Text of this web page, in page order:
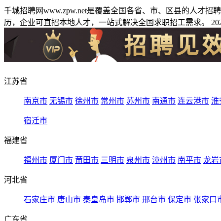
千城招聘网www.zpw.net是覆盖全国各省、市、区县的人才
历，企业可直招本地人才，一站式解决全国求职招工需求。
江苏省
南京市 无锡市 徐州市 常州市 苏州市 南通市 连云港市 淮
宿迁市
福建省
福州市 厦门市 莆田市 三明市 泉州市 漳州市 南平市 龙岩
河北省
石家庄市 唐山市 秦皇岛市 邯郸市 邢台市 保定市 张家口
广东省